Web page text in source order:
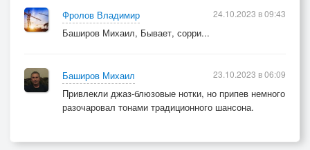
Фролов Владимир
Баширов Михаил, Бывает, сорри...
24.10.2023 в 09:43
Баширов Михаил
Привлекли джаз-блюзовые нотки, но припев немного
разочаровал тонами традиционного шансона.
23.10.2023 в 06:09